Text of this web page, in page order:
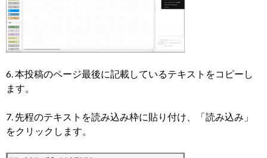
6. 本投稿のページ最後に記載しているテキストをコピーし
ます。
7. 先程のテキストを読み込み枠に貼り付け、「読み込み」
をクリックします。